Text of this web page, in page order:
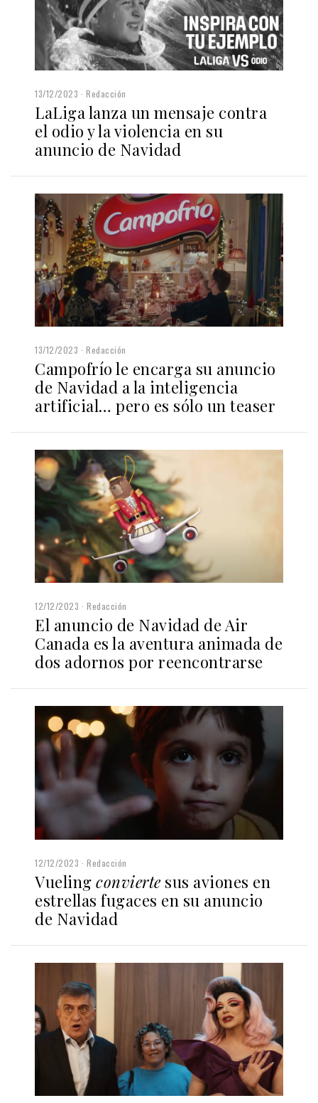
13/12/2023 Redacción
LaLiga lanza un mensaje contra
el odio y la violencia en su
anuncio de Navidad
13/12/2023 Redacción
Campofrío le encarga su anuncio
de Navidad a la inteligencia
artificial… pero es sólo un teaser
12/12/2023 Redacción
El anuncio de Navidad de Air
Canada es la aventura animada de
dos adornos por reencontrarse
12/12/2023 Redacción
Vueling conviertesus aviones en
estrellas fugaces en su anuncio
de Navidad